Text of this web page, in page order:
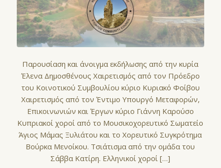
Παρουσίαση και άνοιγμα εκδήλωσης από την κυρία
Έλενα Δημοσθένους Χαιρετισμός από τον Πρόεδρο
του Κοινοτικού Συμβουλίου κύριο Κυριακό Φοίβου
Χαιρετισμός από τον Έντιμο Υπουργό Μεταφορών,
Επικοινωνιών και Έργων κύριο Γιάννη Καρούσο
Κυπριακοί χοροί από το Μουσικοχορευτικό Σωματείο
Άγιος Μάμας Ξυλιάτου και το Χορευτικό Συγκρότημα
Βούρκα Μενοίκου. Τσιάτισμα από την ομάδα του
Σάββα Κατίρη. Ελληνικοί χοροί […]